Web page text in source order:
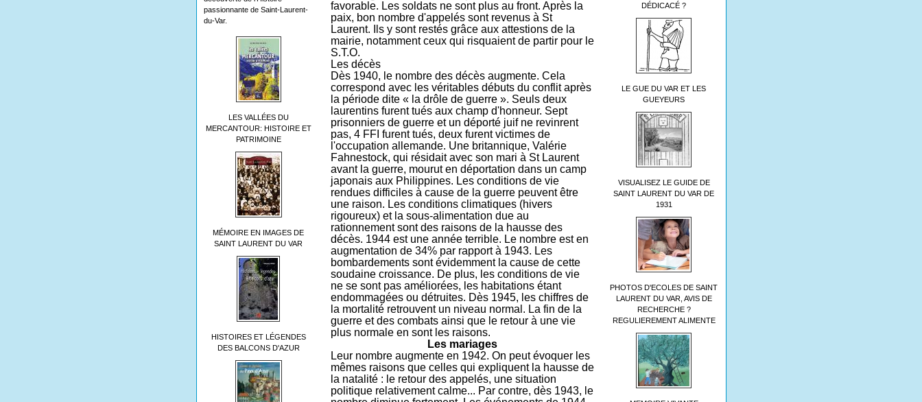
passionnante de Saint-Laurent-
du-Var.
LES VALLÉES DU
MERCANTOUR: HISTOIRE ET
PATRIMOINE
MÉMOIRE EN IMAGES DE
SAINT LAURENT DU VAR
HISTOIRES ET LÉGENDES
DES BALCONS D'AZUR
DÉDICACÉ ?
LE GUE DU VAR ET LES
GUEYEURS
VISUALISEZ LE GUIDE DE
SAINT LAURENT DU VAR DE
1931
PHOTOS D'ECOLES DE SAINT
LAURENT DU VAR, AVIS DE
RECHERCHE ?
REGULIEREMENT ALIMENTE
favorable. Les soldats ne sont plus au front. Après la
paix, bon nombre d'appelés sont revenus à St
Laurent. Ils y sont restés grâce aux attestions de la
mairie, notamment ceux qui risquaient de partir pour le
S.T.O.
Les décès
Dès 1940, le nombre des décès augmente. Cela
correspond avec les véritables débuts du conflit après
la période dite « la drôle de guerre ». Seuls deux
laurentins furent tués aux champ d'honneur. Sept
prisonniers de guerre et un déporté juif ne revinrent
pas, 4 FFI furent tués, deux furent victimes de
l'occupation allemande. Une britannique, Valérie
Fahnestock, qui résidait avec son mari à St Laurent
avant la guerre, mourut en déportation dans un camp
japonais aux Philippines. Les conditions de vie
rendues difficiles à cause de la guerre peuvent être
une raison. Les conditions climatiques (hivers
rigoureux) et la sous-alimentation due au
rationnement sont des raisons de la hausse des
décès. 1944 est une année terrible. Le nombre est en
augmentation de 34% par rapport à 1943. Les
bombardements sont évidemment la cause de cette
soudaine croissance. De plus, les conditions de vie
ne se sont pas améliorées, les habitations étant
endommagées ou détruites. Dès 1945, les chiffres de
la mortalité retrouvent un niveau normal. La fin de la
guerre et des combats ainsi que le retour à une vie
plus normale en sont les raisons.
Les mariages
Leur nombre augmente en 1942. On peut évoquer les
mêmes raisons que celles qui expliquent la hausse de
la natalité : le retour des appelés, une situation
politique relativement calme... Par contre, dès 1943, le